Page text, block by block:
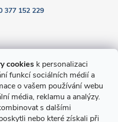
cookies k personalizaci
funkcí sociálních médií a
o vašem používání webu
média, reklamu a analýzy.
s dalšími
nebo které získali při
377 152 229